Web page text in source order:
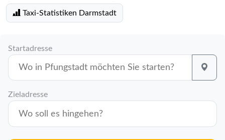
Taxi-Statistiken Darmstadt
Startadresse
Zieladresse